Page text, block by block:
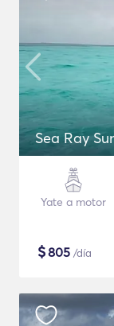
Sea Ray
Yate a motor
$805 /día